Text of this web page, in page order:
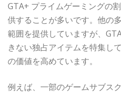
GTA+ プライムゲーミングの
供することが多いです。他の
範囲を提供していますが、
きない独占アイテムを特集し
の価値を高めています。
例えば、一部のゲームサブス